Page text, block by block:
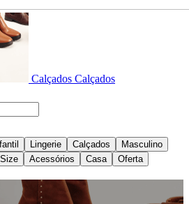
Calçados Calçados
Lingerie Calçados
Masculino
Acessórios Casa Oferta